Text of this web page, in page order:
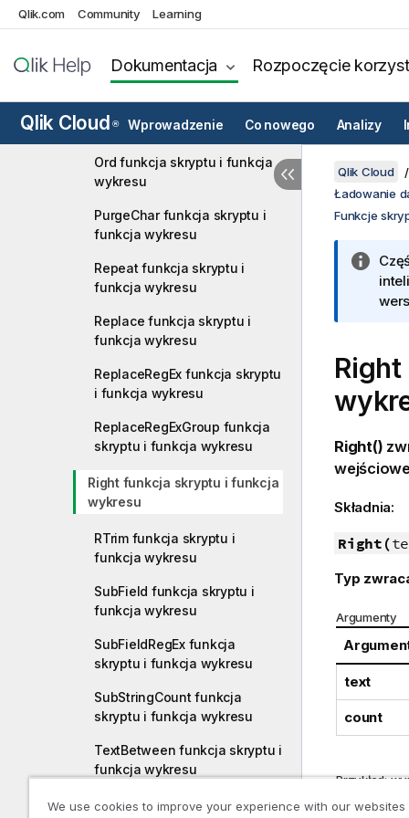
Qlik.com Community Learning
Dokumentacja Rozpoczęcie
Qlik Cloud ® Wprowadzenie Co nowego Analizy
funkcja wykresu
MatchRegEx funkcja skryptu i
funkcja wykresu
wykresu
Ord funkcja skryptu i funkcja
wykresu
PurgeChar funkcja skryptu i
funkcja wykresu
Repeat funkcja skryptu i
funkcja wykresu
Replace funkcja skryptu i
funkcja wykresu
ReplaceRegEx funkcja skryptu
i funkcja wykresu
ReplaceRegExGroup funkcja
skryptu i funkcja wykresu
Right funkcja skryptu i funkcja
wykresu
RTrim funkcja skryptu i
funkcja wykresu
SubField funkcja skryptu i
funkcja wykresu
SubFieldRegEx funkcja
skryptu i funkcja wykresu
SubStringCount funkcja
skryptu i funkcja wykresu
TextBetween funkcja skryptu i
funkcja wykresu
Trim funkcja skryptu i funkcja
Qlik Cloud
Ładowanie
Funkcje
Right()
Składnia:
Right(
Typ
Argumenty
text
count
Przykład:
Przykład
We use cookies to improve your experience with our websites